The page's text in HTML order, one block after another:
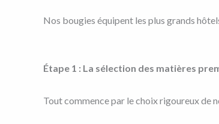
Nos bougies équipent les plus grands
Étape 1 : La sélection des matières
Tout commence par le choix rigoureux de